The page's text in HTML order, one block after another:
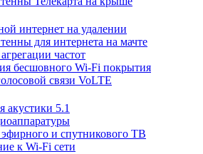
интернет на удалении
для интернета на мачте
частот
бесшовного Wi-Fi покрытия
связи VoLTE
акустики 5.1
и спутникового ТВ
к Wi-Fi сети